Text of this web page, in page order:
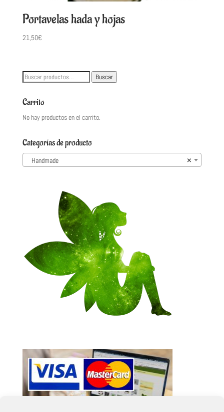
Portavelas hada y hojas
21,50€
Buscar
Buscar
Carrito
No hay productos en el carrito.
Categorías de producto
×
Handmade